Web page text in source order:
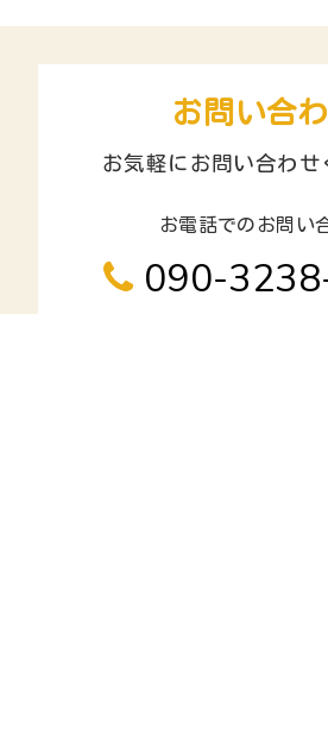
お問い合
お気軽にお問い合わせ
お電話でのお問い
090-